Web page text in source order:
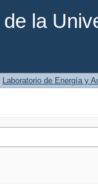
la
Laboratorio de Energía y